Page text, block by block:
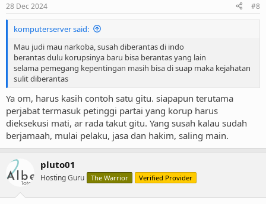
28 Dec 2024 #8
komputerserver said:
Mau judi mau narkoba, susah diberantas di indo
berantas dulu korupsinya baru bisa berantas yang lain
selama pemegang kepentingan masih bisa di suap maka kejahatan
sulit diberantas
Ya om, harus kasih contoh satu gitu. siapapun terutama
perjabat termasuk petinggi partai yang korup harus
dieksekusi mati, ar rada takut gitu. Yang susah kalau sudah
berjamaah, mulai pelaku, jasa dan hakim, saling main.
pluto01
Hosting Guru The Warrior Verified Provider